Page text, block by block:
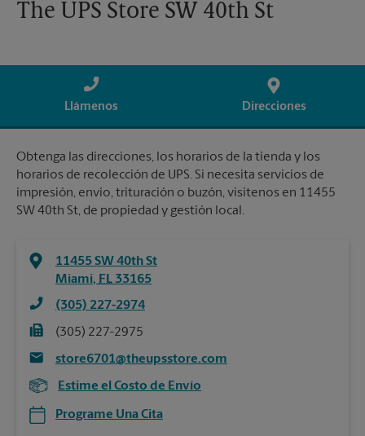
The UPS Store SW 40th St
Llámenos Direcciones
Obtenga las direcciones, los horarios de la tienda y los
horarios de recolección de UPS. Si necesita servicios de
impresión, envío, trituración o buzón, visítenos en 11455
SW 40th St, de propiedad y gestión local.
11455 SW 40th St
Miami, FL 33165
(305) 227-2974
(305) 227-2975
store6701@theupsstore.com
Estime el Costo de Envío
Programe Una Cita